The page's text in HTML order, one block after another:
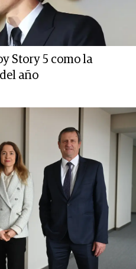
Story 5 como la
año